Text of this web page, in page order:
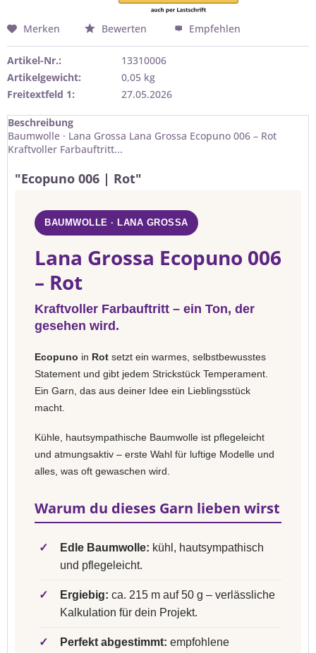
Merken Bewerten Empfehlen
Artikel-Nr.:
13310006
Artikelgewicht:
0,05 kg
Freitextfeld 1:
27.05.2026
Beschreibung
Baumwolle · Lana Grossa Lana Grossa Ecopuno 006 – Rot
Kraftvoller Farbauftritt...
"Ecopuno 006 | Rot"
BAUMWOLLE · LANA GROSSA
Lana Grossa Ecopuno 006
– Rot
Kraftvoller Farbauftritt – ein Ton, der
gesehen wird.
Ecopuno in Rot setzt ein warmes, selbstbewusstes
Statement und gibt jedem Strickstück Temperament.
Ein Garn, das aus deiner Idee ein Lieblingsstück
macht.
Kühle, hautsympathische Baumwolle ist pflegeleicht
und atmungsaktiv – erste Wahl für luftige Modelle und
alles, was oft gewaschen wird.
Warum du dieses Garn lieben wirst
✓ Edle Baumwolle: kühl, hautsympathisch
und pflegeleicht.
✓ Ergiebig: ca. 215 m auf 50 g – verlässliche
Kalkulation für dein Projekt.
✓ Perfekt abgestimmt: empfohlene